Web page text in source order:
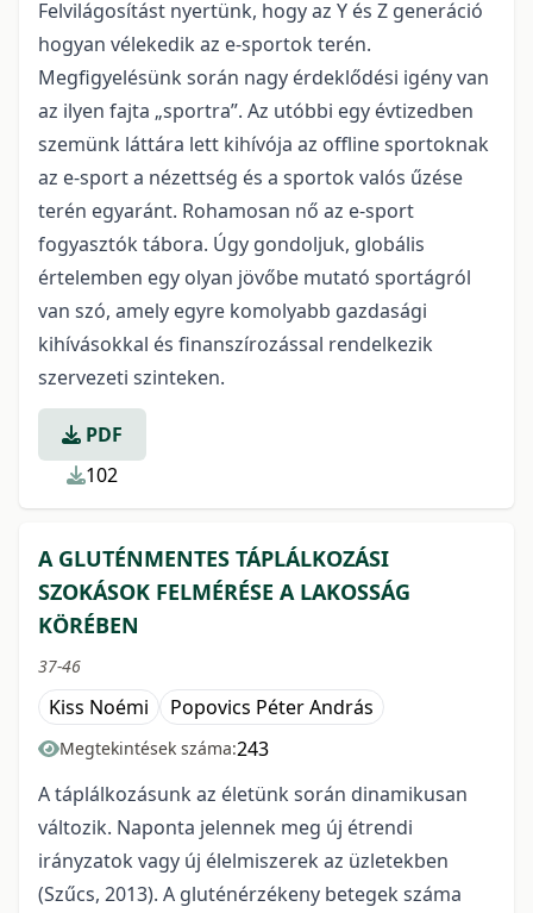
Felvilágosítást nyertünk, hogy az Y és Z generáció
hogyan vélekedik az e-sportok terén.
Megfigyelésünk során nagy érdeklődési igény van
az ilyen fajta „sportra”. Az utóbbi egy évtizedben
szemünk láttára lett kihívója az offline sportoknak
az e-sport a nézettség és a sportok valós űzése
terén egyaránt. Rohamosan nő az e-sport
fogyasztók tábora. Úgy gondoljuk, globális
értelemben egy olyan jövőbe mutató sportágról
van szó, amely egyre komolyabb gazdasági
kihívásokkal és finanszírozással rendelkezik
szervezeti szinteken.
PDF
102
A GLUTÉNMENTES TÁPLÁLKOZÁSI
SZOKÁSOK FELMÉRÉSE A LAKOSSÁG
KÖRÉBEN
37-46
Kiss Noémi Popovics Péter András
Megtekintések száma:243
A táplálkozásunk az életünk során dinamikusan
változik. Naponta jelennek meg új étrendi
irányzatok vagy új élelmiszerek az üzletekben
(Szűcs, 2013). A gluténérzékeny betegek száma